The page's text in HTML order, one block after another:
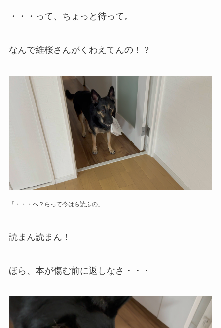
・・・って、ちょっと待って。
なんで維桜さんがくわえてんの！？
「・・・へ？らって今はら読ふの」
読まん読まん！
ほら、本が傷む前に返しなさ・・・